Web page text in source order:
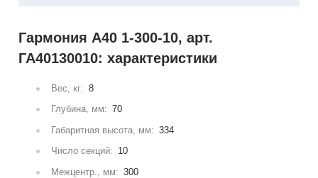
Гармония А40 1-300-10, арт.
ГА40130010: характеристики
Вес, кг: 8
Глубина, мм: 70
Габаритная высота, мм: 334
Число секций: 10
Межцентр., мм: 300